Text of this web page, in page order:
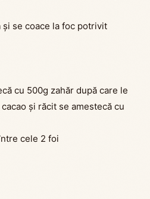
se coace la foc potrivit
cu 500g zahăr după care le
și răcit se amestecă cu
cele 2 foi